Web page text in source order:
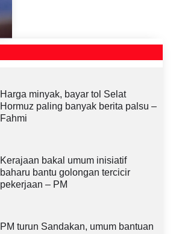
Harga minyak, bayar tol Selat
Hormuz paling banyak berita palsu –
Fahmi
Kerajaan bakal umum inisiatif
baharu bantu golongan tercicir
pekerjaan – PM
PM turun Sandakan, umum bantuan